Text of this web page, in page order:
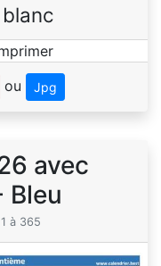
ou Jpg
avec
Bleu
à 365